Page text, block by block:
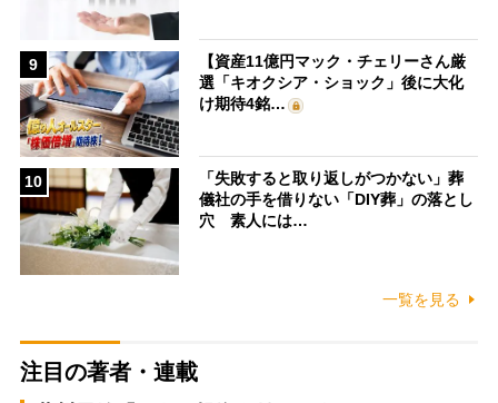
9
【資産11億円マック・チェリーさん厳
選「キオクシア・ショック」後に大化
け期待4銘…
10
「失敗すると取り返しがつかない」葬
儀社の手を借りない「DIY葬」の落とし
穴 素人には…
一覧を見る
注目の著者・連載